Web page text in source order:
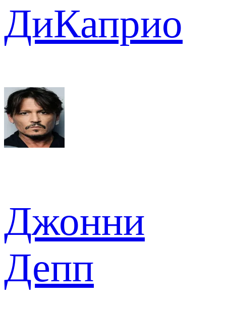
ДиКаприо
Джонни
Депп